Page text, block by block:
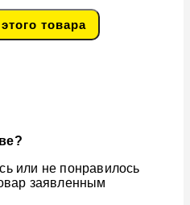
товара
или не понравилось
заявленным